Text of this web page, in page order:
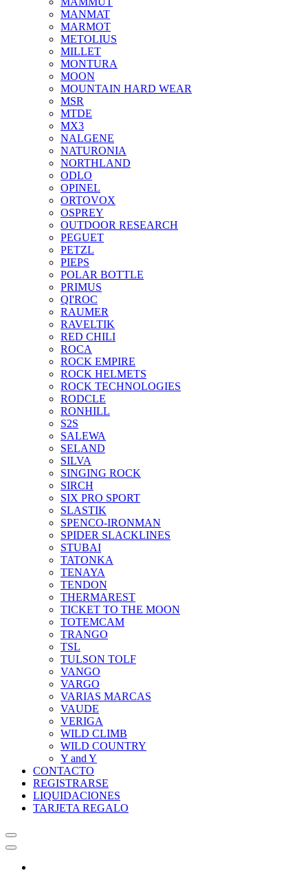
MANMAT
MARMOT
METOLIUS
MILLET
MONTURA
MOON
MOUNTAIN HARD WEAR
MSR
MTDE
MX3
NALGENE
NATURONIA
NORTHLAND
ODLO
OPINEL
ORTOVOX
OSPREY
OUTDOOR RESEARCH
PEGUET
PETZL
PIEPS
POLAR BOTTLE
PRIMUS
QI'ROC
RAUMER
RAVELTIK
RED CHILI
ROCA
ROCK EMPIRE
ROCK HELMETS
ROCK TECHNOLOGIES
RODCLE
RONHILL
S2S
SALEWA
SELAND
SILVA
SINGING ROCK
SIRCH
SIX PRO SPORT
SLASTIK
SPENCO-IRONMAN
SPIDER SLACKLINES
STUBAI
TATONKA
TENAYA
TENDON
THERMAREST
TICKET TO THE MOON
TOTEMCAM
TRANGO
TSL
TULSON TOLF
VANGO
VARGO
VARIAS MARCAS
VAUDE
VERIGA
WILD CLIMB
WILD COUNTRY
Y and Y
CONTACTO
REGISTRARSE
LIQUIDACIONES
TARJETA REGALO